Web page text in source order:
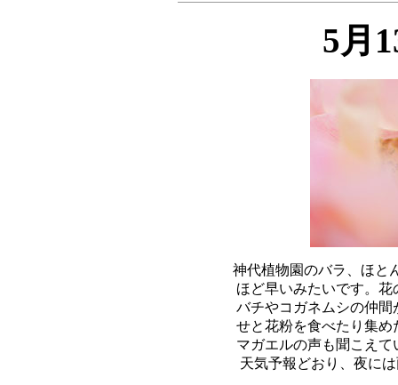
5月
神代植物園のバラ、ほと
ほど早いみたいです。
バチやコガネムシの仲
せと花粉を食べたり集
マガエルの声も聞こえ
天気予報どおり、